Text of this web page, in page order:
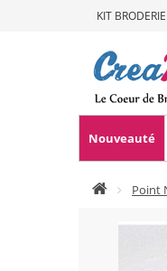
KIT
Nouveauté
Point